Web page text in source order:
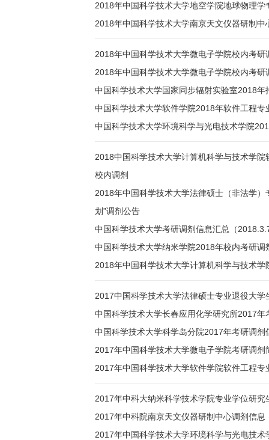
2018年中国科学技术大学地空学院地球物理学
2018年中国科学技术大学南京天文仪器研制中
2018年中国科学技术大学微电子学院校内考研
2018年中国科学技术大学微电子学院校内考研
中国科学技术大学国家同步辐射实验室2018年
中国科学技术大学软件学院2018年软件工程专
中国科学技术大学环境科学与光电技术学院
2018中国科学技术大学计算机科学与技术学
校内调剂
2018年中国科学技术大学法律硕士（非法学）
划”调剂公告
中国科学技术大学考研调剂信息汇总（
中国科学技术大学纳米学院2018年校内考研调
2018年中国科学技术大学计算机科学与技术
2017中国科学技术大学法律硕士专业退役大
中国科学技术大学长春应用化学研究所2017年
中国科学技术大学科学岛分院2017年考研调剂
2017年中国科学技术大学微电子学院考研调剂
2017年中国科学技术大学软件学院软件工程专
2017年中科大纳米科学技术学院专业学位研究
2017年中科院南京天文仪器研制中心调剂信息
2017年中国科学技术大学环境科学与光电技术